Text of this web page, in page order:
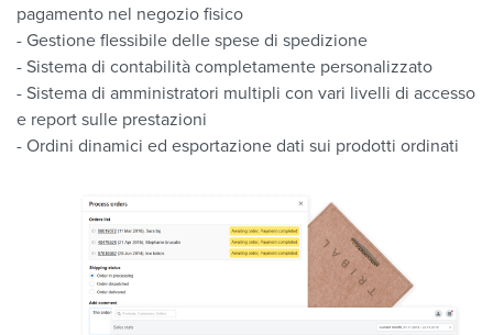
pagamento nel negozio fisico
- Gestione flessibile delle spese di spedizione
- Sistema di contabilità completamente personalizzato
- Sistema di amministratori multipli con vari livelli di accesso
e report sulle prestazioni
- Ordini dinamici ed esportazione dati sui prodotti ordinati